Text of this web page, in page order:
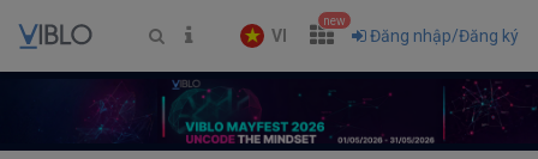
VI
new
Đăng nhập/Đăng ký